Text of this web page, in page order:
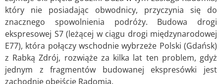
który nie posiadając obwodnicy, przyczynia się do
znacznego spowolnienia podróży. Budowa drogi
ekspresowej S7 (leżącej w ciągu drogi międzynarodowej
E77), która połączy wschodnie wybrzeże Polski (Gdańsk)
z Rabką Zdrój, rozwiąże za kilka lat ten problem, gdyż
jednym z fragmentów budowanej ekspresówki jest
zachodnie obejście Radomia.